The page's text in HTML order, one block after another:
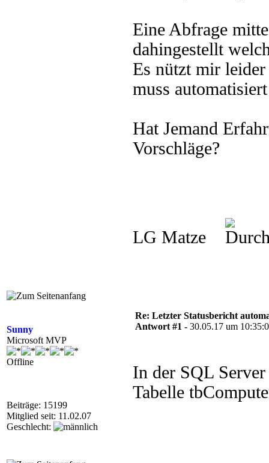
Eine Abfrage
dahingestellt
Es nützt mir
muss
Hat Jemand
Vorschläge?
LG Matze
Sunny
Microsoft MVP
Offline
Beiträge: 15199
Mitglied seit: 11.02.07
Geschlecht:
Re: Letzter Statusbericht
Antwort #1 - 30.05.17 um
In der SQL
Tabelle